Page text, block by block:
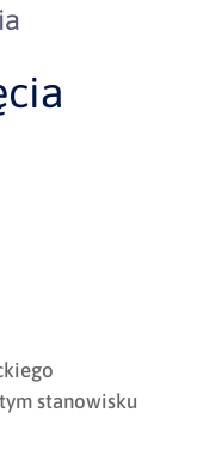
stanowisku